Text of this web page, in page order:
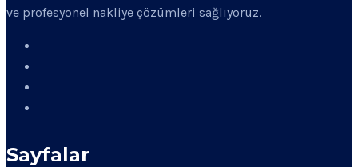
ve profesyonel nakliye çözümleri sağlıyoruz.
Sayfalar